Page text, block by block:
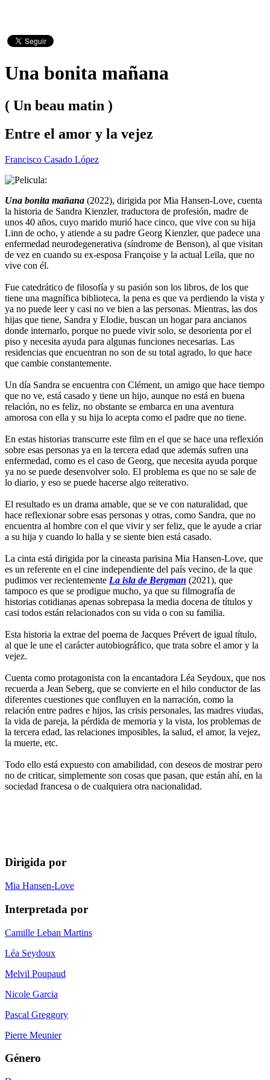
Una bonita mañana
( Un beau matin )
Entre el amor y la vejez
Francisco Casado López
Una bonita mañana (2022), dirigida por Mia Hansen-Love, cuenta
la historia de Sandra Kienzler, traductora de profesión, madre de
unos 40 años, cuyo marido murió hace cinco, que vive con su hija
Linn de ocho, y atiende a su padre Georg Kienzler, que padece una
enfermedad neurodegenerativa (síndrome de Benson), al que visitan
de vez en cuando su ex-esposa Françoise y la actual Leïla, que no
vive con él.
Fue catedrático de filosofía y su pasión son los libros, de los que
tiene una magnífica biblioteca, la pena es que va perdiendo la vista y
ya no puede leer y casi no ve bien a las personas. Mientras, las dos
hijas que tiene, Sandra y Elodie, buscan un hogar para ancianos
donde internarlo, porque no puede vivir solo, se desorienta por el
piso y necesita ayuda para algunas funciones necesarias. Las
residencias que encuentran no son de su total agrado, lo que hace
que cambie constantemente.
Un día Sandra se encuentra con Clément, un amigo que hace tiempo
que no ve, está casado y tiene un hijo, aunque no está en buena
relación, no es feliz, no obstante se embarca en una aventura
amorosa con ella y su hija lo acepta como el padre que no tiene.
En estas historias transcurre este film en el que se hace una reflexión
sobre esas personas ya en la tercera edad que además sufren una
enfermedad, como es el caso de Georg, que necesita ayuda porque
ya no se puede desenvolver solo. El problema es que no se sale de
lo diario, y eso se puede hacerse algo reiterativo.
El resultado es un drama amable, que se ve con naturalidad, que
hace reflexionar sobre esas personas y otras, como Sandra, que no
encuentra al hombre con el que vivir y ser feliz, que le ayude a criar
a su hija y cuando lo halla y se siente bien está casado.
La cinta está dirigida por la cineasta parisina Mia Hansen-Love, que
es un referente en el cine independiente del país vecino, de la que
pudimos ver recientemente La isla de Bergman (2021), que
tampoco es que se prodigue mucho, ya que su filmografía de
historias cotidianas apenas sobrepasa la media docena de títulos y
casi todos están relacionados con su vida o con su familia.
Esta historia la extrae del poema de Jacques Prévert de igual título,
al que le une el carácter autobiográfico, que trata sobre el amor y la
vejez.
Cuenta como protagonista con la encantadora Léa Seydoux, que nos
recuerda a Jean Seberg, que se convierte en el hilo conductor de las
diferentes cuestiones que confluyen en la narración, como la
relación entre padres e hijos, las crisis personales, las madres viudas,
la vida de pareja, la pérdida de memoria y la vista, los problemas de
la tercera edad, las relaciones imposibles, la salud, el amor, la vejez,
la muerte, etc.
Todo ello está expuesto con amabilidad, con deseos de mostrar pero
no de criticar, simplemente son cosas que pasan, que están ahí, en la
sociedad francesa o de cualquiera otra nacionalidad.
Dirigida por
Mia Hansen-Love
Interpretada por
Camille Leban Martins
Léa Seydoux
Melvil Poupaud
Nicole Garcia
Pascal Greggory
Pierre Meunier
Género